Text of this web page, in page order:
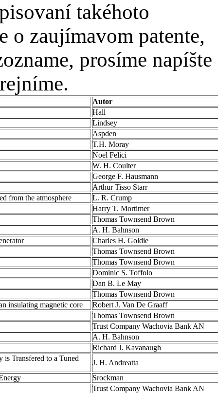
takéhoto
o zaujímavom patente,
prosíme napíšte
Autor
Hall
Lindsey
Aspden
T.H. Moray
Noel Felici
W. H. Coulter
George F. Hausmann
Arthur Tisso Starr
from the atmosphere
L. R. Crump
Harry T. Mortimer
Thomas Townsend Brown
A. H. Bahnson
Charles H. Goldie
Thomas Townsend Brown
Thomas Townsend Brown
Dominic S. Toffolo
Dan B. Le May
Thomas Townsend Brown
insulating magnetic core
Robert J. Van De Graaff
Thomas Townsend Brown
Trust Company Wachovia Bank AN
A. H. Bahnson
Richard J. Kavanaugh
Transfered to a Tuned
J. H. Andreatta
Srockman
Trust Company Wachovia Bank AN